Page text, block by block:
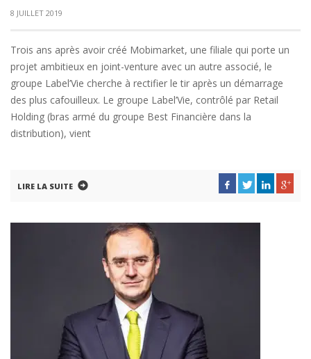
8 JUILLET 2019
Trois ans après avoir créé Mobimarket, une filiale qui porte un
projet ambitieux en joint-venture avec un autre associé, le
groupe Label’Vie cherche à rectifier le tir après un démarrage
des plus cafouilleux. Le groupe Label’Vie, contrôlé par Retail
Holding (bras armé du groupe Best Financière dans la
distribution), vient
LIRE LA SUITE